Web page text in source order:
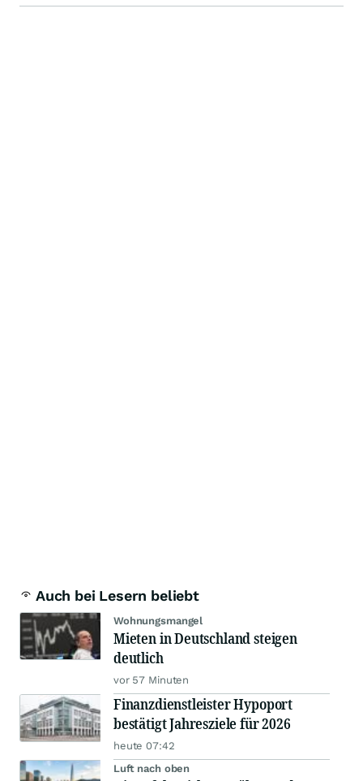
Auch bei Lesern beliebt
Wohnungsmangel
Mieten in Deutschland steigen
deutlich
vor 57 Minuten
Finanzdienstleister Hypoport
bestätigt Jahresziele für 2026
heute 07:42
Luft nach oben